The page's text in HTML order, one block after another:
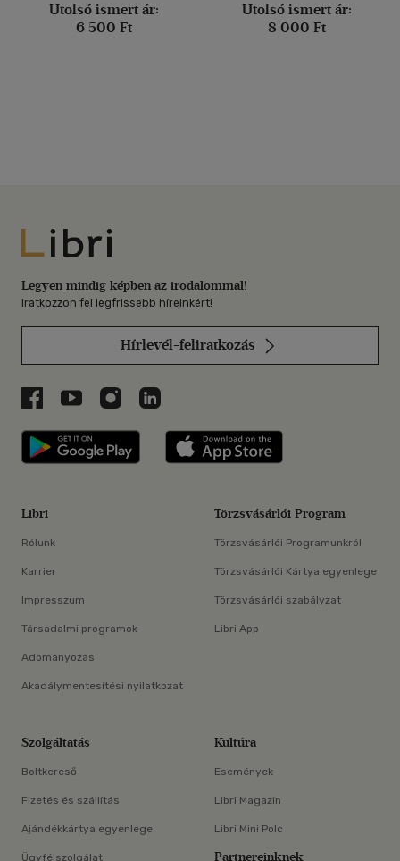
Utolsó ismert ár:
6 500 Ft
Utolsó ismert ár:
8 000 Ft
Libri
Legyen mindig képben az irodalommal!
Iratkozzon fel legfrissebb híreinkért!
Hírlevél-feliratkozás
Libri a Facebookon
Libri a Youtube-on
Libri az Instagramon
Libri a LinkedInen
Libri applikáció Szerezd meg: Google
Libri
Rólunk
Karrier
Impresszum
Társadalmi programok
Adományozás
Akadálymentesítési nyilatkozat
Törzsvásárlói Program
Törzsvásárlói Programunkról
Törzsvásárlói Kártya egyenlege
Törzsvásárlói szabályzat
Libri App
Szolgáltatás
Boltkereső
Fizetés és szállítás
Ajándékkártya egyenlege
Ügyfélszolgálat
Kultúra
Események
Libri Magazin
Libri Mini Polc
Partnereinknek